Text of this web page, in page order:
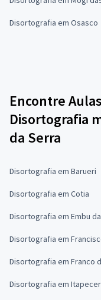
Disortografia em Osasco
Encontre
Disortografia
da Serra
Disortografia em Barueri
Disortografia em Cotia
Disortografia em Embu
Disortografia em
Disortografia em Franco
Disortografia em